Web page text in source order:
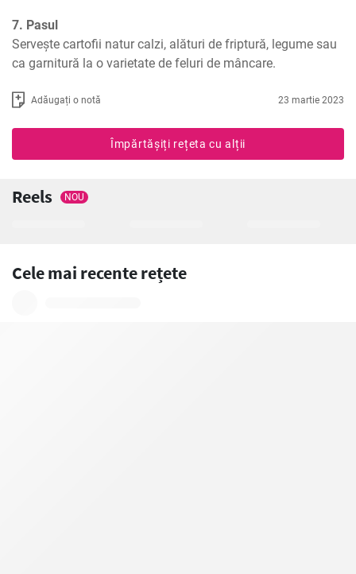
7. Pasul
Servește cartofii natur calzi, alături de friptură, legume sau
ca garnitură la o varietate de feluri de mâncare.
Adăugați o notă 23 martie 2023
Împărtășiți rețeta cu alții
Reels NOU
Cele mai recente rețete